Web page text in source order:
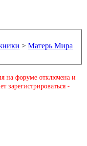
> Матерь Мира
на форуме отключена и
зарегистрироваться -